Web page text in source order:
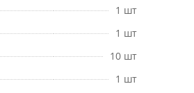
1 шт
1 шт
10 шт
1 шт